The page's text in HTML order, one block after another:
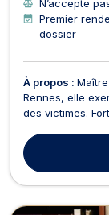
N’accepte
Premier
dossier
À propos :
Rennes, elle
des victimes.
prestigieux, elle
pour les